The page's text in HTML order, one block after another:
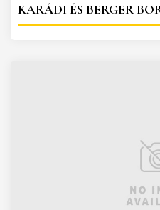
KARÁDI ÉS BERGER